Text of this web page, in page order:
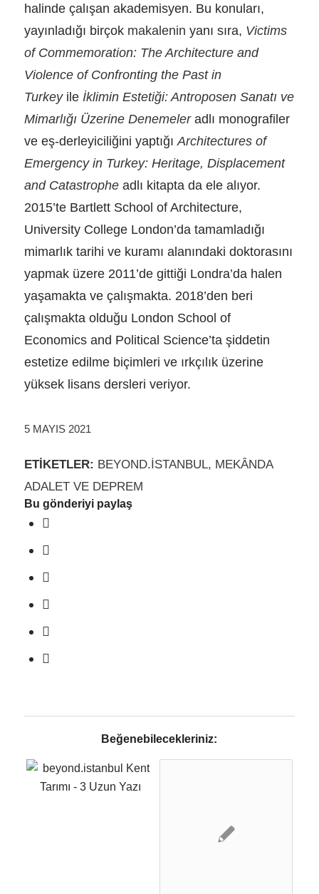
halinde çalışan akademisyen. Bu konuları,
yayınladığı birçok makalenin yanı sıra, Victims
of Commemoration: The Architecture and
Violence of Confronting the Past in
Turkeyile İklimin Estetiği: Antroposen Sanatı ve
Mimarlığı Üzerine Denemeler adlı monografiler
ve eş-derleyiciliğini yaptığı Architectures of
Emergency in Turkey: Heritage, Displacement
and Catastropheadlı kitapta da ele alıyor.
2015’te Bartlett School of Architecture,
University College London’da tamamladığı
mimarlık tarihi ve kuramı alanındaki doktorasını
yapmak üzere 2011’de gittiği Londra’da halen
yaşamakta ve çalışmakta. 2018’den beri
çalışmakta olduğu London School of
Economics and Political Science’ta şiddetin
estetize edilme biçimleri ve ırkçılık üzerine
yüksek lisans dersleri veriyor.
5 MAYIS 2021
ETIKETLER: BEYOND.ISTANBUL, MEKÂNDA
ADALET VE DEPREM
Bu gönderiyi paylaş
Beğenebilecekleriniz: